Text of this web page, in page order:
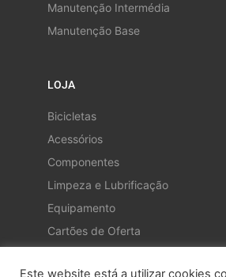
Manutenção Intermédia
Manutenção Base
LOJA
Bicicletas
Acessórios
Componentes
Limpeza e Lubrificação
Equipamento
Cartões de Oferta
Este website está a utilizar cookies